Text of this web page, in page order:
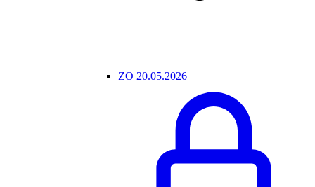
ZO 20.05.2026